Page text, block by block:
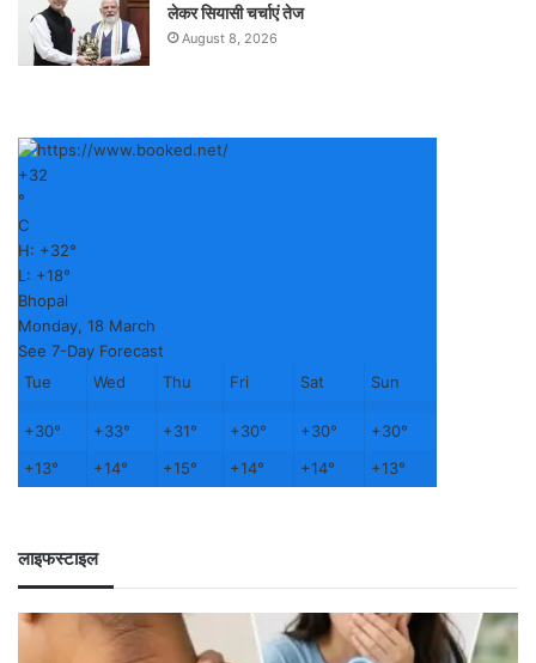
लेकर सियासी चर्चाएं तेज
August 8, 2026
+32
°
C
H: +32°
L: +18°
Bhopal
Monday, 18 March
See 7-Day Forecast
Tue
Wed Thu Fri Sat Sun
+30° +33° +31° +30° +30° +30°
+13° +14° +15° +14° +14° +13°
लाइफस्टाइल